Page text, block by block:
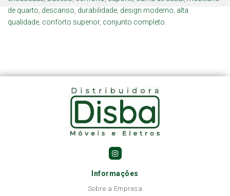
de quarto descanso durabilidade design moderno alta
qualidade conforto superior, conjunto completo.
Informações
Sobre a Empresa